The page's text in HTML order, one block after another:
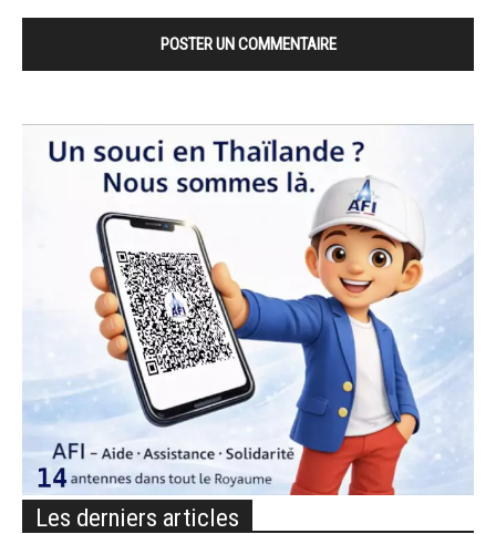
Les derniers articles